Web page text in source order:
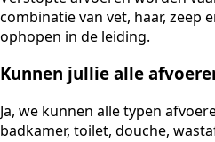
combinatie van vet, haar, zeep
ophopen in de leiding.
Kunnen jullie alle
Ja, we kunnen alle typen
badkamer, toilet, douche,